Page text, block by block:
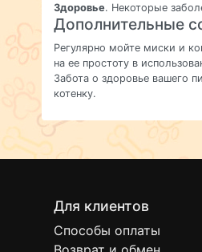
Здоровье. Некоторые
Дополнительные
Регулярно мойте миски и
на ее простоту в
Забота о здоровье вашего
котенку.
Для клиентов
Способы оплаты